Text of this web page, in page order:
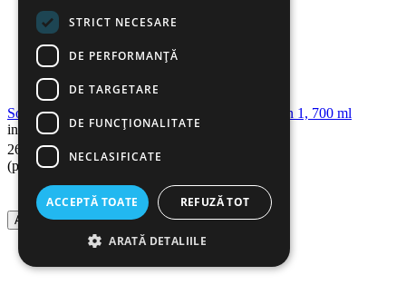
Solutie anticalcar SANO Anti Kalk Universal 4 in 1, 700 ml
in stoc
26
Lei
(pret cu TVA inclus)
Adauga in cos
STRICT NECESARE
DE PERFORMANȚĂ
DE TARGETARE
DE FUNCŢIONALITATE
NECLASIFICATE
ACCEPTĂ TOATE REFUZĂ TOT
ARATĂ DETALIILE